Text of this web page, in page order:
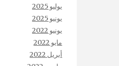
يوليو 2025
يونيو 2025
يونيو 2022
مايو 2022
أبريل 2022